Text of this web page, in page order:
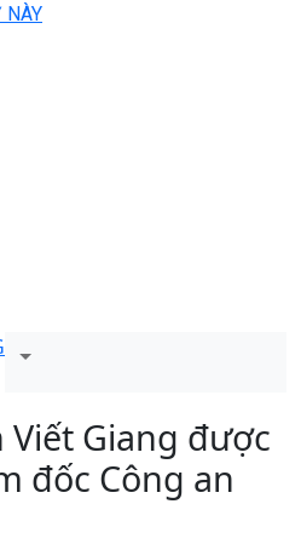
NÀY
Giang được
đốc Công an